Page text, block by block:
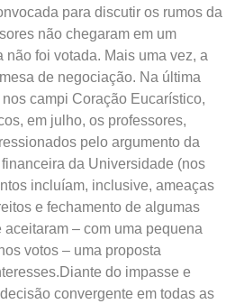
para discutir os rumos da
não chegaram em um
não foi votada. Mais uma vez, a
de negociação. Na última
campi Coração Eucarístico,
em julho, os professores,
pelo argumento da
da Universidade (nos
incluíam, inclusive, ameaças
e fechamento de algumas
– com uma pequena
votos – uma proposta
do impasse e
convergente em todas as